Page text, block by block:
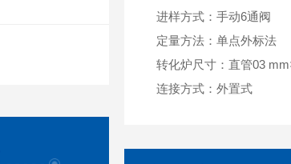
进样方式：手动6通阀
定量方法：单点外标法
转化炉尺寸：直管03
连接方式：外置式